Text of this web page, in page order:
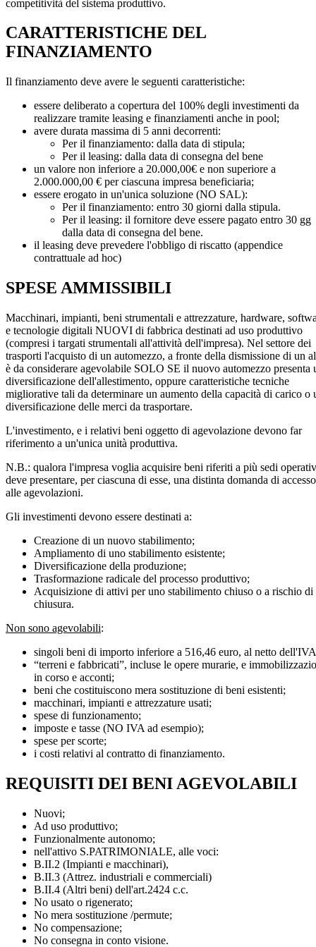
competitività del sistema produttivo.
CARATTERISTICHE DEL
FINANZIAMENTO
Il finanziamento deve avere le seguenti caratteristiche:
essere deliberato a copertura del 100% degli investimenti da
realizzare tramite leasing e finanziamenti anche in pool;
avere durata massima di 5 anni decorrenti:
Per il finanziamento: dalla data di stipula;
Per il leasing: dalla data di consegna del bene
un valore non inferiore a 20.000,00€ e non superiore a
2.000.000,00 € per ciascuna impresa beneficiaria;
essere erogato in un'unica soluzione (NO SAL):
Per il finanziamento: entro 30 giorni dalla stipula.
Per il leasing: il fornitore deve essere pagato entro 30 gg
dalla data di consegna del bene.
il leasing deve prevedere l'obbligo di riscatto (appendice
contrattuale ad hoc)
SPESE AMMISSIBILI
Macchinari, impianti, beni strumentali e attrezzature, hardware,
e tecnologie digitali NUOVI di fabbrica destinati ad uso produttivo
(compresi i targati strumentali all'attività dell'impresa). Nel settore dei
trasporti l'acquisto di un automezzo, a fronte della dismissione di un
è da considerare agevolabile SOLO SE il nuovo automezzo presenta
diversificazione dell'allestimento, oppure caratteristiche tecniche
migliorative tali da determinare un aumento della capacità di carico o
diversificazione delle merci da trasportare.
L'investimento, e i relativi beni oggetto di agevolazione devono far
riferimento a un'unica unità produttiva.
N.B.: qualora l'impresa voglia acquisire beni riferiti a più sedi
deve presentare, per ciascuna di esse, una distinta domanda di accesso
alle agevolazioni.
Gli investimenti devono essere destinati a:
Creazione di un nuovo stabilimento;
Ampliamento di uno stabilimento esistente;
Diversificazione della produzione;
Trasformazione radicale del processo produttivo;
Acquisizione di attivi per uno stabilimento chiuso o a rischio di
chiusura.
Non sono agevolabili:
singoli beni di importo inferiore a 516,46 euro, al netto
“terreni e fabbricati”, incluse le opere murarie, e
in corso e acconti;
beni che costituiscono mera sostituzione di beni esistenti;
macchinari, impianti e attrezzature usati;
spese di funzionamento;
imposte e tasse (NO IVA ad esempio);
spese per scorte;
i costi relativi al contratto di finanziamento.
REQUISITI DEI BENI AGEVOLABILI
Nuovi;
Ad uso produttivo;
Funzionalmente autonomo;
nell'attivo S.PATRIMONIALE, alle voci:
B.II.2 (Impianti e macchinari),
B.II.3 (Attrez. industriali e commerciali)
B.II.4 (Altri beni) dell'art.2424 c.c.
No usato o rigenerato;
No mera sostituzione /permute;
No compensazione;
No consegna in conto visione.